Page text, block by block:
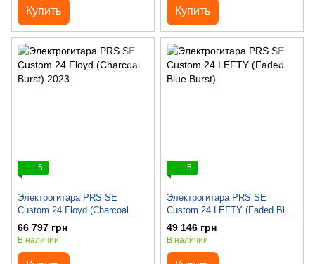
Купить Купить
5
Электрогитара PRS SE
Custom 24 Floyd (Charcoal
Burst) 2023
66 797 грн
В наличии
5
Электрогитара PRS SE
Custom 24 LEFTY (Faded Blue
Burst)
49 146 грн
В наличии